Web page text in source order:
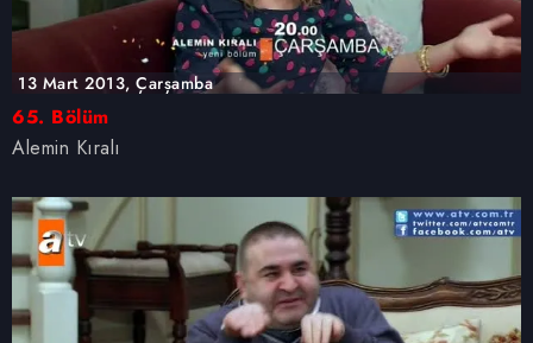
13 Mart 2013, Çarşamba
65. Bölüm
Alemin Kıralı